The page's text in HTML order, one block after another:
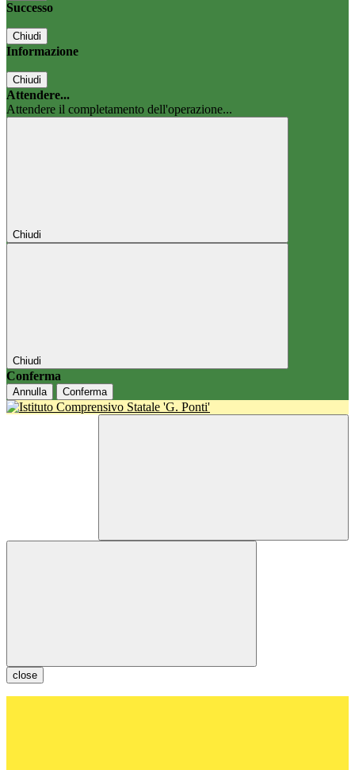
Successo
Chiudi
Informazione
Chiudi
Attendere...
Attendere il completamento dell'operazione...
Chiudi
Chiudi
Conferma
Annulla Conferma
close